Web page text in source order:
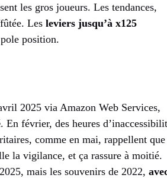
les gros joueurs. Les tendances,
Les leviers jusqu’à x125
position.
2025 via Amazon Web Services,
. En février, des heures
comme en mai, rappellent que
la vigilance, et ça rassure à moitié.
mais les souvenirs de 2022,